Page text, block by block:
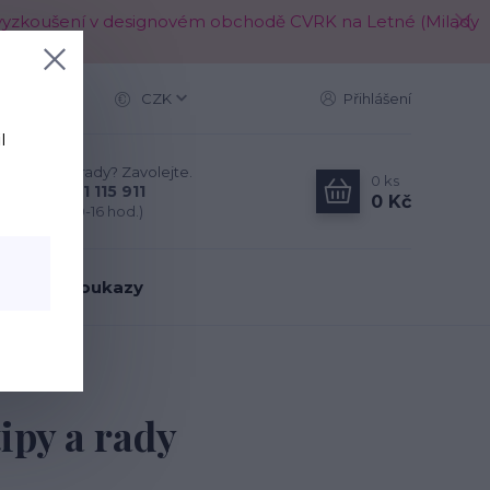
v designovém obchodě CVRK na Letné (Milady
CZK Přihlášení
Nevíte si rady? Zavolejte.
+420 721 115 911
(Po-Pá, 10-16 hod.)
0 ks
0 Kč
poukazy
a rady